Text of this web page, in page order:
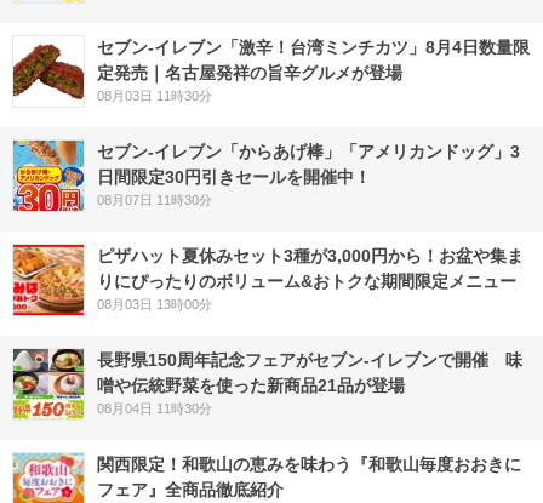
セブン-イレブン「激辛！台湾ミンチカツ」8月4日数量限
定発売｜名古屋発祥の旨辛グルメが登場
08月03日 11時30分
セブン‐イレブン「からあげ棒」「アメリカンドッグ」3
日間限定30円引きセールを開催中！
08月07日 11時30分
ピザハット夏休みセット3種が3,000円から！お盆や集ま
りにぴったりのボリューム&おトクな期間限定メニュー
08月03日 13時00分
長野県150周年記念フェアがセブン-イレブンで開催 味
噌や伝統野菜を使った新商品21品が登場
08月04日 11時30分
関西限定！和歌山の恵みを味わう『和歌山毎度おおきに
フェア』全商品徹底紹介